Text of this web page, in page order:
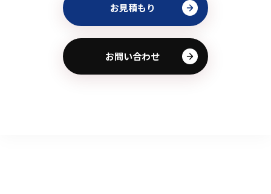
お見積もり
お問い合わせ